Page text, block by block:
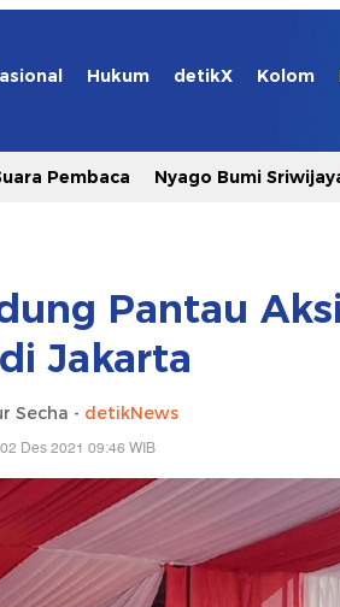
Hukum detikX Kolom
Pembaca Nyago Bumi
Pantau
Jakarta
Secha - detikNews
Des 2021 09:46 WIB